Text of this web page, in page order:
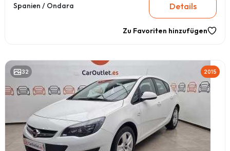
Spanien / Ondara Details
Zu Favoriten hinzufügen
32 2015